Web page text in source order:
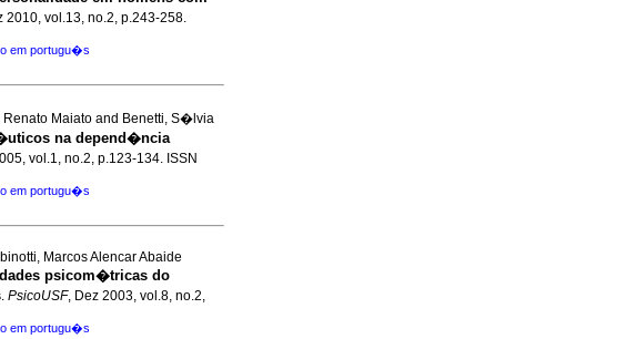
2010, vol.13, no.2, p.243-258.
em portugu�s
Maiato and Benetti, S�lvia
na depend�ncia
vol.1, no.2, p.123-134. ISSN
em portugu�s
Marcos Alencar Abaide
psicom�tricas do
. PsicoUSF, Dez 2003, vol.8, no.2,
em portugu�s